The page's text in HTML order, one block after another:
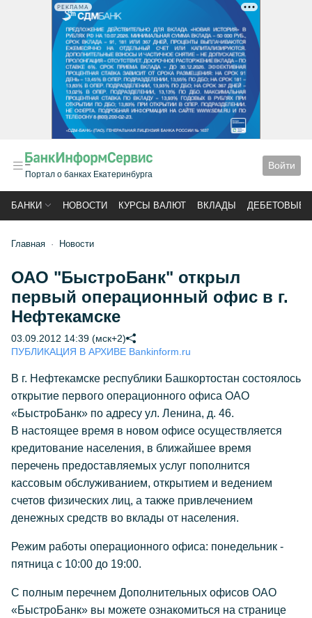
РЕКЛАМА
Портал о банках Екатеринбурга
Войти
БАНКИ НОВОСТИ КУРСЫ ВАЛЮТ ВКЛАДЫ ДЕБЕТОВЫЕ
Главная Новости
ОАО "БыстроБанк" открыл
первый операционный офис в г.
Нефтекамске
03.09.2012 14:39 (мск+2)
ПУБЛИКАЦИЯ В АРХИВЕ Bankinform.ru
В г. Нефтекамске республики Башкортостан состоялось
открытие первого операционного офиса ОАО
«БыстроБанк» по адресу ул. Ленина, д. 46.
В настоящее время в новом офисе осуществляется
кредитование населения, в ближайшее время
перечень предоставляемых услуг пополнится
кассовым обслуживанием, открытием и ведением
счетов физических лиц, а также привлечением
денежных средств во вклады от населения.
Режим работы операционного офиса: понедельник -
пятница с 10:00 до 19:00.
С полным перечнем Дополнительных офисов ОАО
«БыстроБанк» вы можете ознакомиться на странице